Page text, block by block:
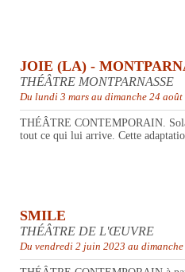
JOIE (LA) -
THÉÂTRE MONTPARNASSE
Du lundi 3 mars au dimanche 24 août
THÉÂTRE CONTEMPORAIN.
tout ce qui lui arrive. Cette
SMILE
THÉÂTRE DE L'ŒUVRE
Du vendredi 2 juin 2023 au